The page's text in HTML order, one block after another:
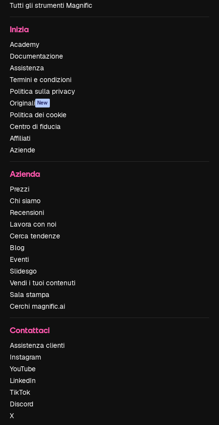
Tutti gli strumenti Magnific
Inizia
Academy
Documentazione
Assistenza
Termini e condizioni
Politica sulla privacy
Originali New
Politica dei cookie
Centro di fiducia
Affiliati
Aziende
Azienda
Prezzi
Chi siamo
Recensioni
Lavora con noi
Cerca tendenze
Blog
Eventi
Slidesgo
Vendi i tuoi contenuti
Sala stampa
Cerchi magnific.ai
Contattaci
Assistenza clienti
Instagram
YouTube
LinkedIn
TikTok
Discord
X